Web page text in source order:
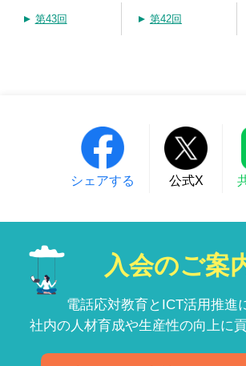
第43回 第42回
シェアする 公式X
入会のご案
電話応対教育とICT活用推進
社内の人材育成や生産性の向上に